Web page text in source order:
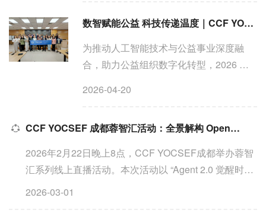
院党支部副书记谢润...
数智赋能公益 科技传递温度｜CCF YOCSEF 成都助力公益数字化提质增效
为推动人工智能技术与公益事业深度融
合，助力公益组织数字化转型，2026 年 4
华区社会组织孵化园顺利举办。CCF
系统讲解人工智能从小模型...
2026-04-20
CCF YOCSEF 成都蓉智汇活动：全景解构 OpenClaw解锁AI Agent 2.0新范式
2026年2月22日晚上8点，CCF YOCSEF成都举办蓉智
汇系列线上直播活动。本次活动以 “Agent 2.0 觉醒时
刻：从“对话”到“行动”的范式跃迁与场景革命” 为主题，
2026-03-01